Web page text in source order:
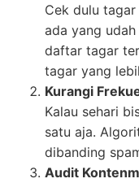
Cek dulu
ada yang udah
daftar tagar
tagar yang
Kurangi
Kalau sehari
satu aja.
dibanding
Audit